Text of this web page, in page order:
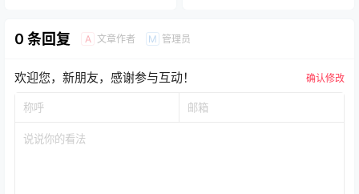
0 条回复 A 文章作者 M 管理员
欢迎您，新朋友，感谢参与互动！ 确认修改